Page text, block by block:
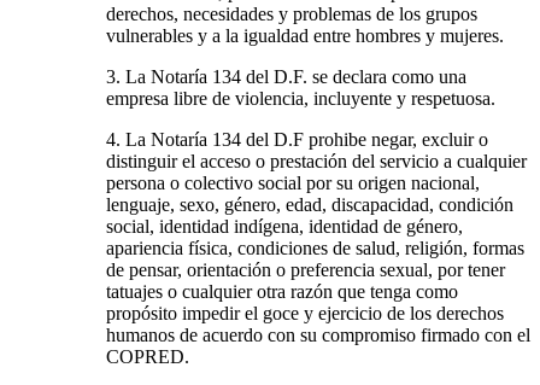
derechos, necesidades y problemas de los grupos
vulnerables y a la igualdad entre hombres y mujeres.
3. La Notaría 134 del D.F. se declara como una
empresa libre de violencia, incluyente y respetuosa.
4. La Notaría 134 del D.F prohibe negar, excluir o
distinguir el acceso o prestación del servicio a cualquier
persona o colectivo social por su origen nacional,
lenguaje, sexo, género, edad, discapacidad, condición
social, identidad indígena, identidad de género,
apariencia física, condiciones de salud, religión, formas
de pensar, orientación o preferencia sexual, por tener
tatuajes o cualquier otra razón que tenga como
propósito impedir el goce y ejercicio de los derechos
humanos de acuerdo con su compromiso firmado con el
COPRED.